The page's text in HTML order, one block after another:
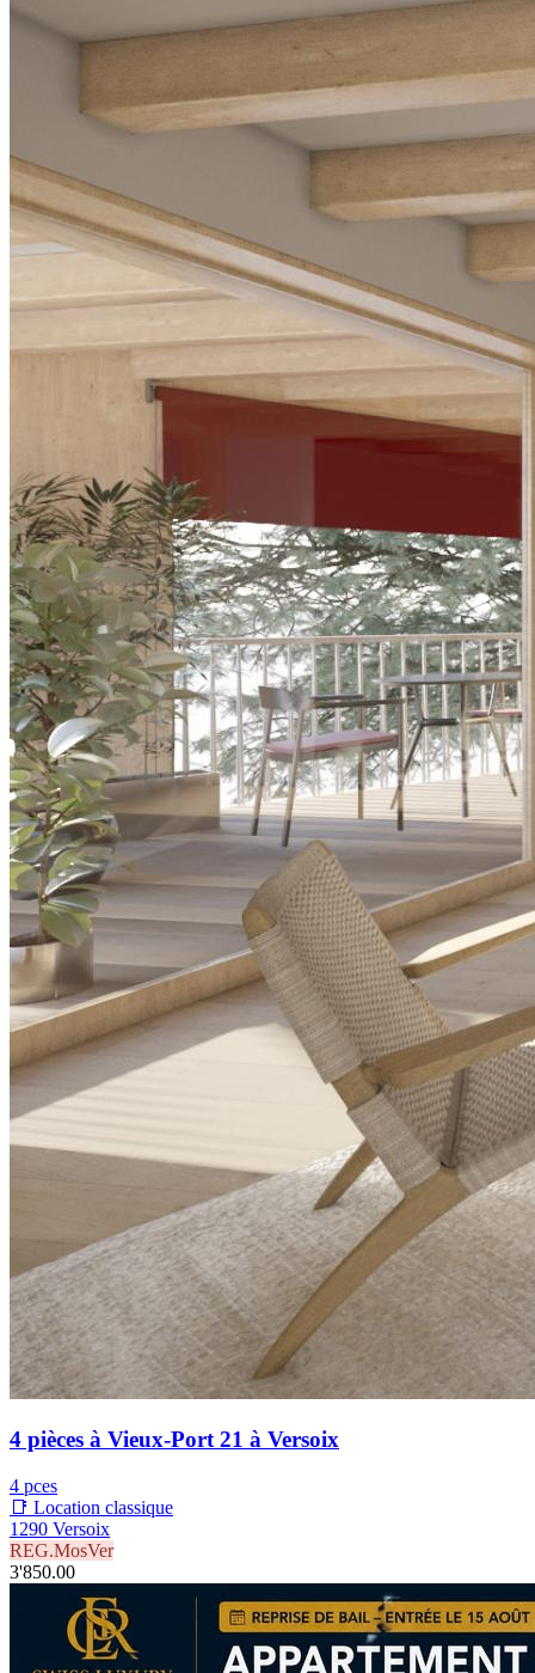
4 pièces à Vieux-Port 21 à Versoix
4 pces
📑 Location classique
1290 Versoix
REG.MosVer
3'850.00